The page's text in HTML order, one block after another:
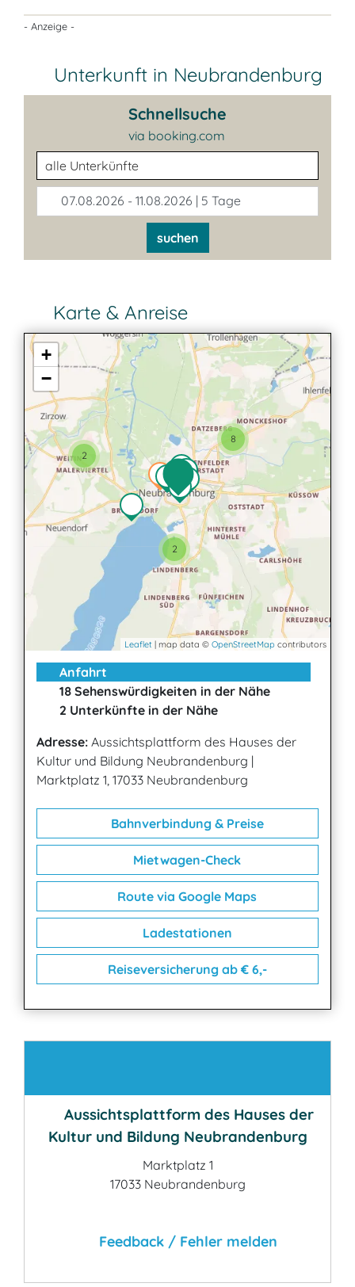
- Anzeige -
Unterkunft in Neubrandenburg
Schnellsuche
via booking.com
Unterkunftsart
07.08.2026 - 11.08.2026 | 5 Tage
suchen
Karte & Anreise
8
2
2
+
−
Leaflet | map data © OpenStreetMap contributors
Anfahrt
18 Sehenswürdigkeiten in der Nähe
2 Unterkünfte in der Nähe
Adresse: Aussichtsplattform des Hauses der
Kultur und Bildung Neubrandenburg |
Marktplatz 1, 17033 Neubrandenburg
Bahnverbindung & Preise
Mietwagen-Check
Route via Google Maps
Ladestationen
Reiseversicherung ab € 6,-
Aussichtsplattform des Hauses der
Kultur und Bildung Neubrandenburg
Marktplatz 1
17033 Neubrandenburg
Feedback / Fehler melden